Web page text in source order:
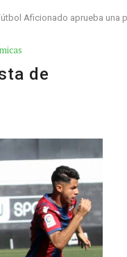
Aficionado aprueba una
de